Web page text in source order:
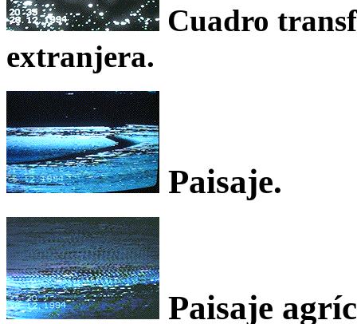
Cuadro
extranjera.
Paisaje.
Paisaje